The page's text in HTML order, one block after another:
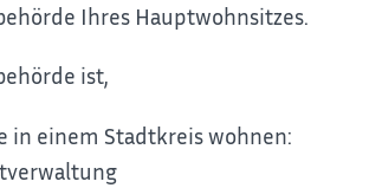
Ihres Hauptwohnsitzes.
ist,
in einem Stadtkreis wohnen: